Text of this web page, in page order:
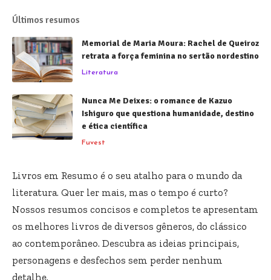
Últimos resumos
Memorial de Maria Moura: Rachel de Queiroz
retrata a força feminina no sertão nordestino
Literatura
Nunca Me Deixes: o romance de Kazuo
Ishiguro que questiona humanidade, destino
e ética científica
Fuvest
Livros em Resumo é o seu atalho para o mundo da
literatura. Quer ler mais, mas o tempo é curto?
Nossos resumos concisos e completos te apresentam
os melhores livros de diversos gêneros, do clássico
ao contemporâneo. Descubra as ideias principais,
personagens e desfechos sem perder nenhum
detalhe.